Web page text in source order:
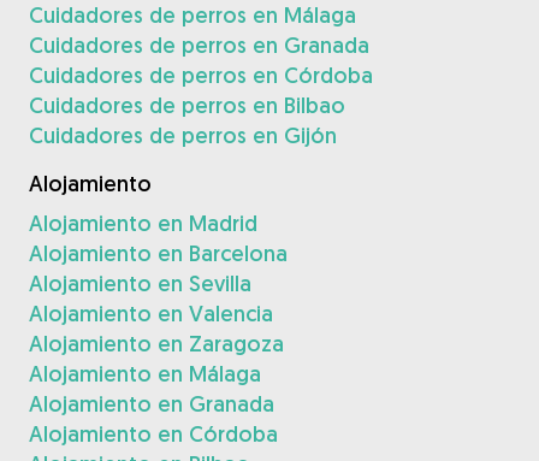
Cuidadores de perros en Málaga
Cuidadores de perros en Granada
Cuidadores de perros en Córdoba
Cuidadores de perros en Bilbao
Cuidadores de perros en Gijón
Alojamiento
Alojamiento en Madrid
Alojamiento en Barcelona
Alojamiento en Sevilla
Alojamiento en Valencia
Alojamiento en Zaragoza
Alojamiento en Málaga
Alojamiento en Granada
Alojamiento en Córdoba